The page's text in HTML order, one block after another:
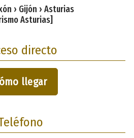
› Gijón › Asturias
Asturias]
directo
llegar